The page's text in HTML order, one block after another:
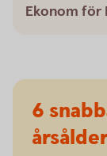
Ekonom för
6